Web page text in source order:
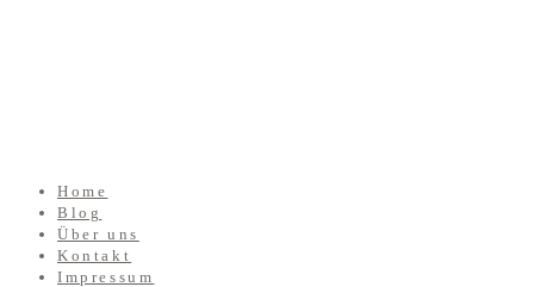
Home
Blog
Über uns
Kontakt
Impressum